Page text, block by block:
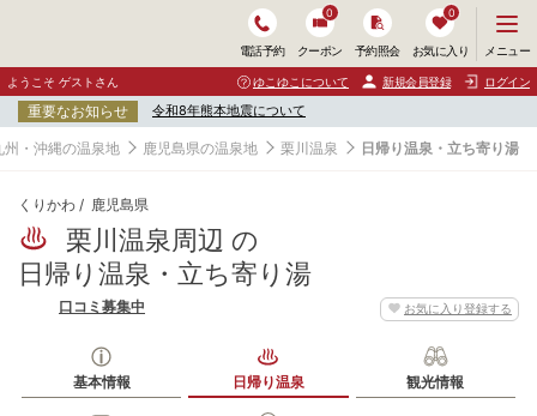
電話予約 クーポン
0
予約照会 お気に入り
0
ニ
ュ
ー
開
く
メニュー
ようこそ ゲストさん ゆこゆこについて 新規会員登録 ログイン
重要なお知らせ 令和8年熊本地震について
州・沖縄の温泉地 鹿児島県の温泉地 栗川温泉 日帰り温泉・立ち寄り湯
くりかわ 鹿児島県
栗川温泉周辺 の
日帰り温泉・立ち寄り湯
お気に入り登録する
口コミ募集中
基本情報 日帰り温泉 観光情報
2